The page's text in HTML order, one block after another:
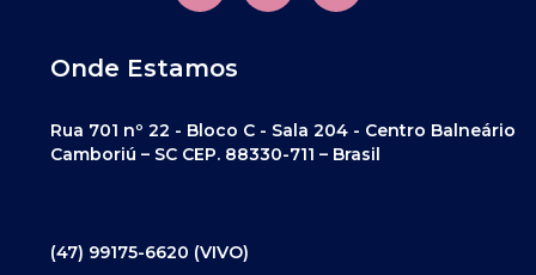
Onde Estamos
Rua 701 nº 22 - Bloco C - Sala 204 - Centro Balneário
Camboriú – SC CEP. 88330-711 – Brasil
(47) 99175-6620 (VIVO)